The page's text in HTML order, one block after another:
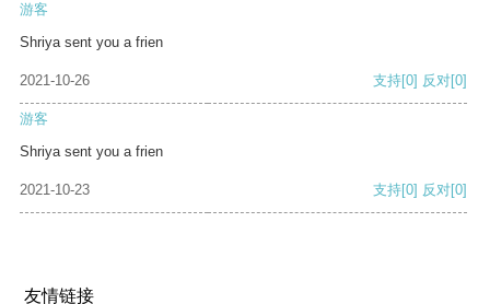
游客
Shriya sent you a frien
2021-10-26 支持[0] 反对[0]
游客
Shriya sent you a frien
2021-10-23 支持[0] 反对[0]
友情链接